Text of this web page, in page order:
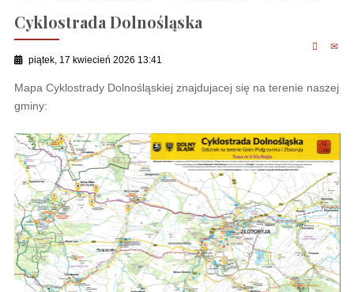
Cyklostrada Dolnośląska
piątek, 17 kwiecień 2026 13:41
Mapa Cyklostrady Dolnośląskiej znajdujacej się na terenie naszej
gminy: